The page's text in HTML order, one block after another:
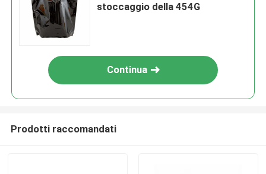
stoccaggio della 454G
Continua
Prodotti raccomandati